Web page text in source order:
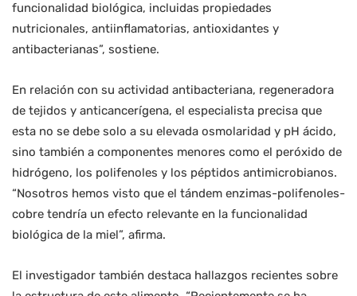
funcionalidad biológica, incluidas propiedades
nutricionales, antiinflamatorias, antioxidantes y
antibacterianas”, sostiene.
En relación con su actividad antibacteriana, regeneradora
de tejidos y anticancerígena, el especialista precisa que
esta no se debe solo a su elevada osmolaridad y pH ácido,
sino también a componentes menores como el peróxido de
hidrógeno, los polifenoles y los péptidos antimicrobianos.
“Nosotros hemos visto que el tándem enzimas-polifenoles-
cobre tendría un efecto relevante en la funcionalidad
biológica de la miel”, afirma.
El investigador también destaca hallazgos recientes sobre